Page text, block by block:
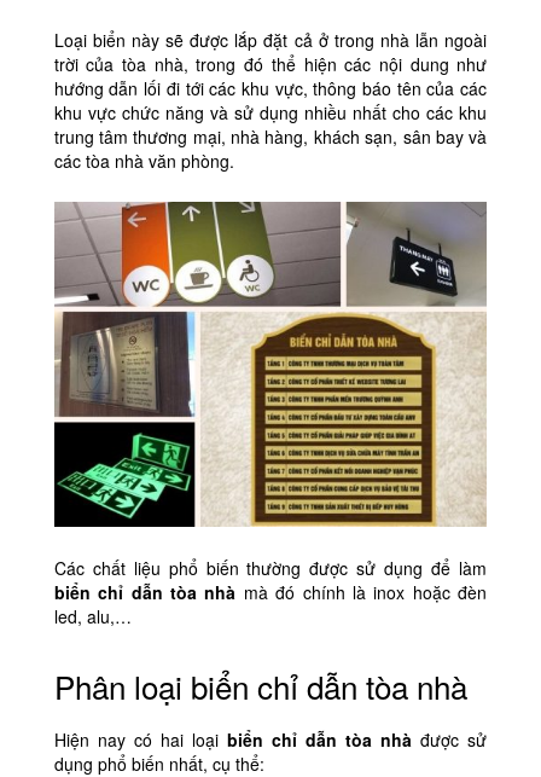
Loại biển này sẽ được lắp đặt cả ở trong nhà lẫn ngoài
trời của tòa nhà, trong đó thể hiện các nội dung như
hướng dẫn lối đi tới các khu vực, thông báo tên của các
khu vực chức năng và sử dụng nhiều nhất cho các khu
trung tâm thương mại, nhà hàng, khách sạn, sân bay và
các tòa nhà văn phòng.
Các chất liệu phổ biến thường được sử dụng để làm
biển chỉ dẫn tòa nhà mà đó chính là inox hoặc đèn
led, alu,…
Phân loại biển chỉ dẫn tòa nhà
Hiện nay có hai loại biển chỉ dẫn tòa nhàđược sử
dụng phổ biến nhất, cụ thể: